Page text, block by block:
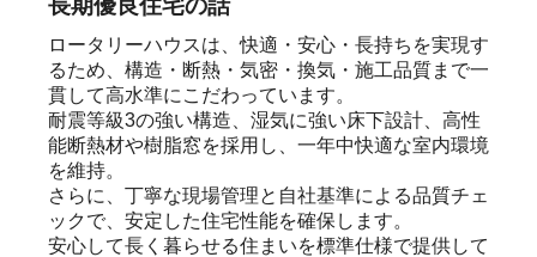
長期優良住宅の話
ロータリーハウスは、快適・安心・長持ちを実現す
るため、構造・断熱・気密・換気・施工品質まで一
貫して高水準にこだわっています。
耐震等級3の強い構造、湿気に強い床下設計、高性
能断熱材や樹脂窓を採用し、一年中快適な室内環境
を維持。
さらに、丁寧な現場管理と自社基準による品質チェ
ックで、安定した住宅性能を確保します。
安心して長く暮らせる住まいを標準仕様で提供して